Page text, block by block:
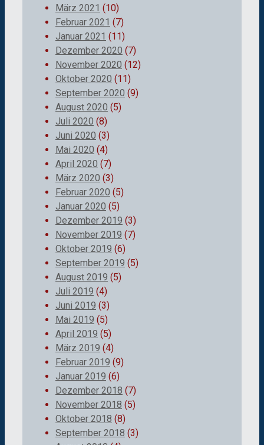
März 2021 (10)
Februar 2021 (7)
Januar 2021 (11)
Dezember 2020 (7)
November 2020 (12)
Oktober 2020 (11)
September 2020 (9)
August 2020 (5)
Juli 2020 (8)
Juni 2020 (3)
Mai 2020 (4)
April 2020 (7)
März 2020 (3)
Februar 2020 (5)
Januar 2020 (5)
Dezember 2019 (3)
November 2019 (7)
Oktober 2019 (6)
September 2019 (5)
August 2019 (5)
Juli 2019 (4)
Juni 2019 (3)
Mai 2019 (5)
April 2019 (5)
März 2019 (4)
Februar 2019 (9)
Januar 2019 (6)
Dezember 2018 (7)
November 2018 (5)
Oktober 2018 (8)
September 2018 (3)